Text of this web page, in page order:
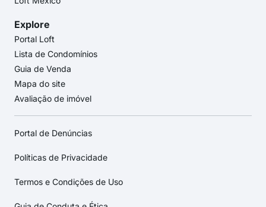
Explore
Portal Loft
Lista de Condomínios
Guia de Venda
Mapa do site
Avaliação de imóvel
Portal de Denúncias
Políticas de Privacidade
Termos e Condições de Uso